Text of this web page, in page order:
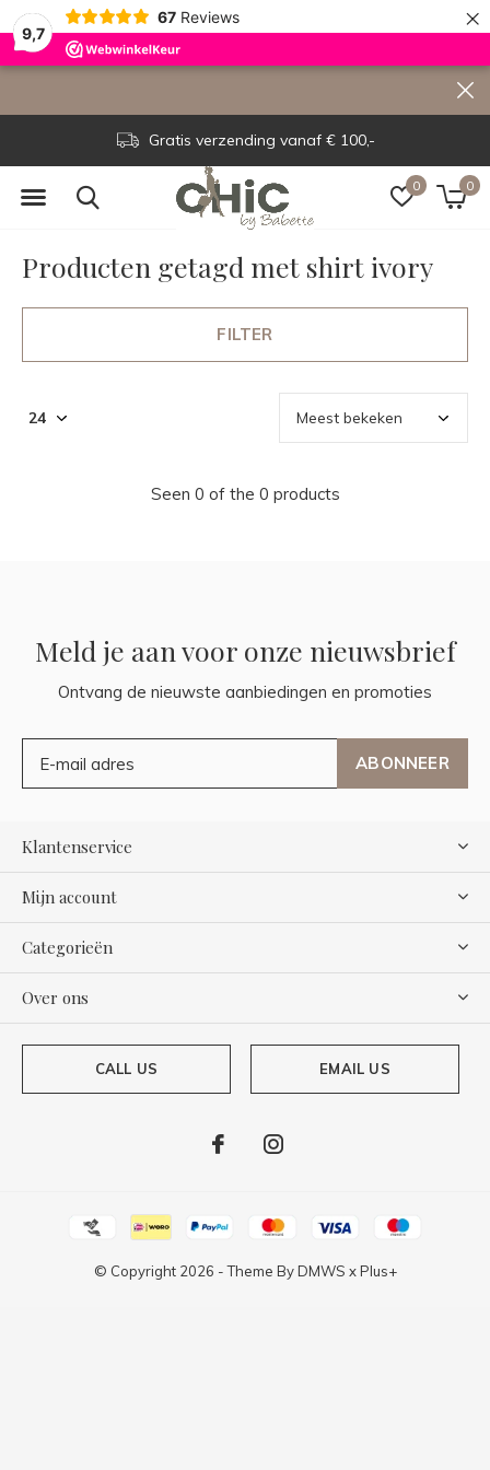
9,7
67 Reviews ×
0 0
Gratis verzending vanaf € 100,-
Producten getagd met shirt ivory
FILTER
Seen 0 of the 0 products
Meld je aan voor onze nieuwsbrief
Ontvang de nieuwste aanbiedingen en promoties
ABONNEER
Klantenservice
Mijn account
Categorieën
Over ons
CALL US EMAIL US
© Copyright 2026 - Theme ByDMWS xPlus+